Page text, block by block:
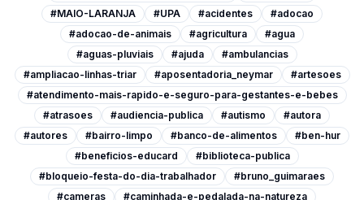
#MAIO-LARANJA
#UPA #acidentes
#adocao
#adocao-de-animais
#agricultura
#agua
#aguas-pluviais
#ajuda
#ambulancias
#ampliacao-linhas-triar
#aposentadoria_neymar
#artesoes
#atendimento-mais-rapido-e-seguro-para-gestantes-e-bebes
#atrasoes
#audiencia-publica #autismo
#autora
#autores
#bairro-limpo #banco-de-alimentos
#ben-hur
#beneficios-educard
#biblioteca-publica
#bloqueio-festa-do-dia-trabalhador
#bruno_guimaraes
#cameras
#caminhada-e-pedalada-na-natureza